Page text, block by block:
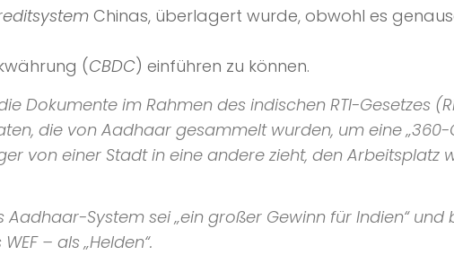
Chinas, überlagert wurde, obwohl es
(CBDC) einführen zu können.
Dokumente im Rahmen des indischen RTI-Gesetzes
die von Aadhaar gesammelt wurden, um eine
von einer Stadt in eine andere zieht, den Arbeitsplatz
System sei „ein großer Gewinn für Indien“ und
– als „Helden“.